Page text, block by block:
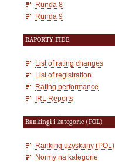
Runda 8
Runda 9
RAPORTY FIDE
List of rating changes
List of registration
Rating performance
IRL Reports
Rankingi i kategorie (POL)
Ranking uzyskany (POL)
Normy na kategorie